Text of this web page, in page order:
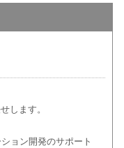
します。
ョン開発のサポート